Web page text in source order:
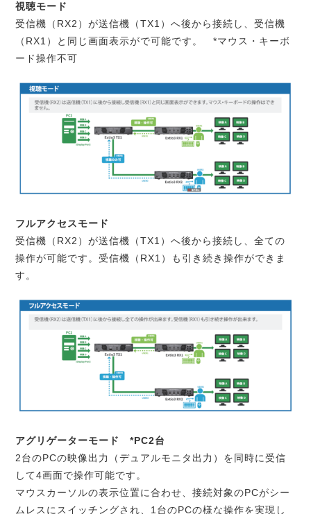
視聴モード
受信機（RX2）が送信機（TX1）へ後から接続し、受信機
（RX1）と同じ画面表示がで可能です。 *マウス・キーボ
ード操作不可
フルアクセスモード
受信機（RX2）が送信機（TX1）へ後から接続し、全ての
操作が可能です。受信機（RX1）も引き続き操作ができま
す。
アグリゲーターモード *PC2台
2台のPCの映像出力（デュアルモニタ出力）を同時に受信
して4画面で操作可能です。
マウスカーソルの表示位置に合わせ、接続対象のPCがシー
ムレスにスイッチングされ、1台のPCの様な操作を実現し